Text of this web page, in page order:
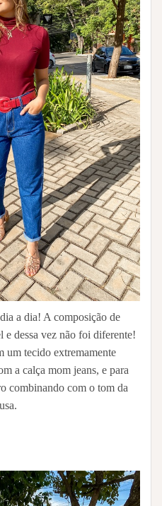
a dia! A composição de
e dessa vez não foi diferente!
um tecido extremamente
a calça mom jeans, e para
combinando com o tom da